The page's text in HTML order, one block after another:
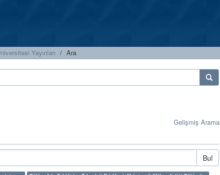
Yayınları Ara
Gelişmiş Arama
Bul